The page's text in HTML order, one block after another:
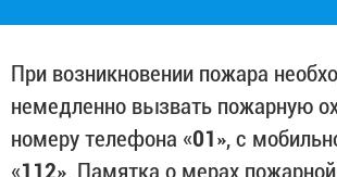
При возникновении пожара
немедленно вызвать пожарную
номеру телефона «01», с
«112». Памятка о мерах